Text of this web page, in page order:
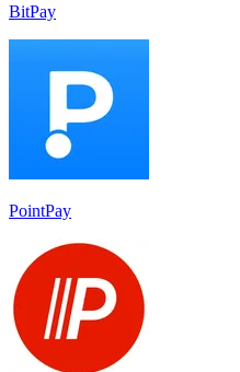
BitPay
PointPay